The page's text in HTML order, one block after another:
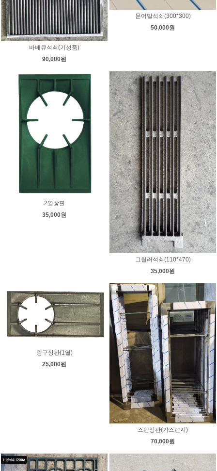
바베큐석쇠(기성품)
90,000원
문어발석쇠(300*300)
50,000원
2열상판
35,000원
그릴러석쇠(110*470)
35,000원
링구상판(1열)
25,000원
스텐상판(가스렌지)
70,000원